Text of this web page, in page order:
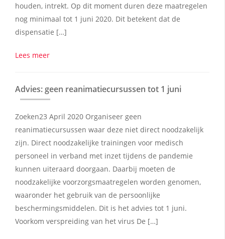
houden, intrekt. Op dit moment duren deze maatregelen
nog minimaal tot 1 juni 2020. Dit betekent dat de
dispensatie […]
Lees meer
Advies: geen reanimatiecursussen tot 1 juni
Zoeken23 April 2020 Organiseer geen
reanimatiecursussen waar deze niet direct noodzakelijk
zijn. Direct noodzakelijke trainingen voor medisch
personeel in verband met inzet tijdens de pandemie
kunnen uiteraard doorgaan. Daarbij moeten de
noodzakelijke voorzorgsmaatregelen worden genomen,
waaronder het gebruik van de persoonlijke
beschermingsmiddelen. Dit is het advies tot 1 juni.
Voorkom verspreiding van het virus De […]